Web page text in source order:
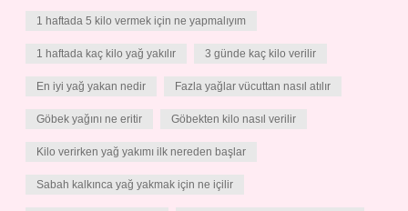
1 haftada 5 kilo vermek için ne yapmalıyım
1 haftada kaç kilo yağ yakılır 3 günde kaç kilo verilir
En iyi yağ yakan nedir Fazla yağlar vücuttan nasıl atılır
Göbek yağını ne eritir Göbekten kilo nasıl verilir
Kilo verirken yağ yakımı ilk nereden başlar
Sabah kalkınca yağ yakmak için ne içilir